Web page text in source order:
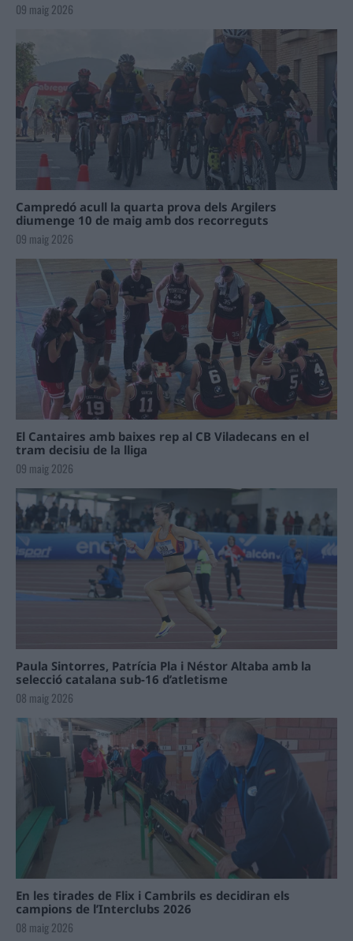
09 maig 2026
Campredó acull la quarta prova dels Argilers
diumenge 10 de maig amb dos recorreguts
09 maig 2026
El Cantaires amb baixes rep al CB Viladecans en el
tram decisiu de la lliga
09 maig 2026
Paula Sintorres, Patrícia Pla i Néstor Altaba amb la
selecció catalana sub-16 d’atletisme
08 maig 2026
En les tirades de Flix i Cambrils es decidiran els
campions de l’Interclubs 2026
08 maig 2026